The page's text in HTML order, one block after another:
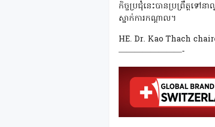
កិច្ចប្រជុំនេះបានប្រព្រឹត្តទៅ
ស្នាក់ការកណ្តាល។
HE. Dr. Kao Thach
————————-